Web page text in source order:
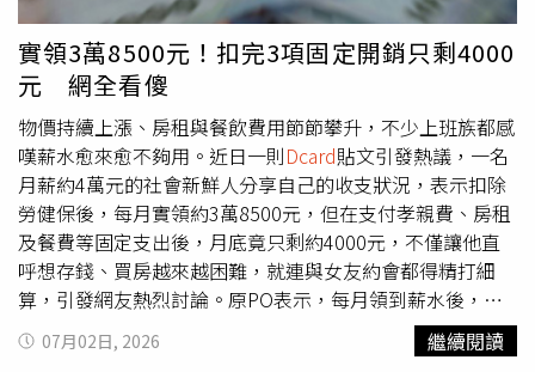
不時跑去跟其他同事大肆八卦：「欸妳知道XXX幾歲嗎？她
竟然比我大五歲！好誇張！」原PO還加碼指控，這名新人
妹妹在公司群組討論正事時，行為更是讓人翻白眼。她都一
定要把「我」打成「她自己的名字」，像是「小花覺得這個
專案ok」。後來原PO也承受不住，決定跳槽。一名女網友
發文抱怨，被公司小5歲的新人妹妹問能稱呼「媽媽」嗎？
這讓她聽後瞬間氣炸。（圖／翻攝自Dcard）一票網友見
「職場巨嬰」全愣了：精神年齡還不適合出社會貼文曝光
後，引來大批網友紛紛表示：「也太沒禮貌了吧⋯，只大5
歲我都不敢喊姐了，喊媽媽是啥鬼」、「相信我，她絕對是
婊子」、「：我沒有你這麼老的女兒」、「⋯大五歲怎麼
了，好像她多小一樣」、「我看了什麼？是還沒斷奶
嗎？」、「叫自己媽媽以外的人媽媽到底有什麼毛病」、
實領3萬8500元！扣完3項固定開銷只剩4000
元 網全看傻
物價持續上漲、房租與餐飲費用節節攀升，不少上班族都感
嘆薪水愈來愈不夠用。近日一則Dcard貼文引發熱議，一名
月薪約4萬元的社會新鮮人分享自己的收支狀況，表示扣除
勞健保後，每月實領約3萬8500元，但在支付孝親費、房租
及餐費等固定支出後，月底竟只剩約4000元，不僅讓他直
呼想存錢、買房越來越困難，就連與女友約會都得精打細
算，引發網友熱烈討論。原PO表示，每月領到薪水後，第
一筆固定支出就是1萬5000元孝親費，接著以每天三餐約
450元計算，每月餐費約1萬3500元，再加上6000元房租，
07月02日, 2026 繼續閱讀